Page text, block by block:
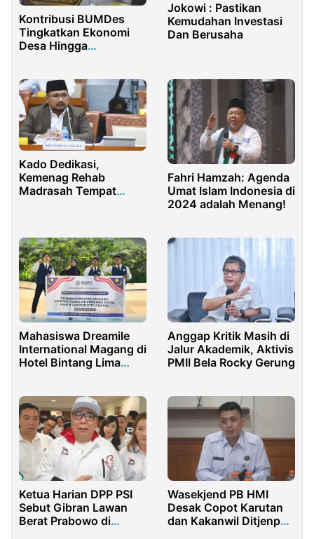
Kontribusi BUMDes
Tingkatkan Ekonomi
Desa Hingga
Jokowi : Pastikan
Kemudahan Investasi
Dan Berusaha
Kado Dedikasi,
Kemenag Rehab
Madrasah Tempat
Fahri Hamzah: Agenda
Umat Islam Indonesia di
2024 adalah Menang!
Mahasiswa Dreamile
International Magang di
Hotel Bintang Lima
Anggap Kritik Masih di
Jalur Akademik, Aktivis
PMII Bela Rocky Gerung
Ketua Harian DPP PSI
Sebut Gibran Lawan
Berat Prabowo di
Wasekjend PB HMI
Desak Copot Karutan
dan Kakanwil Ditjenpas